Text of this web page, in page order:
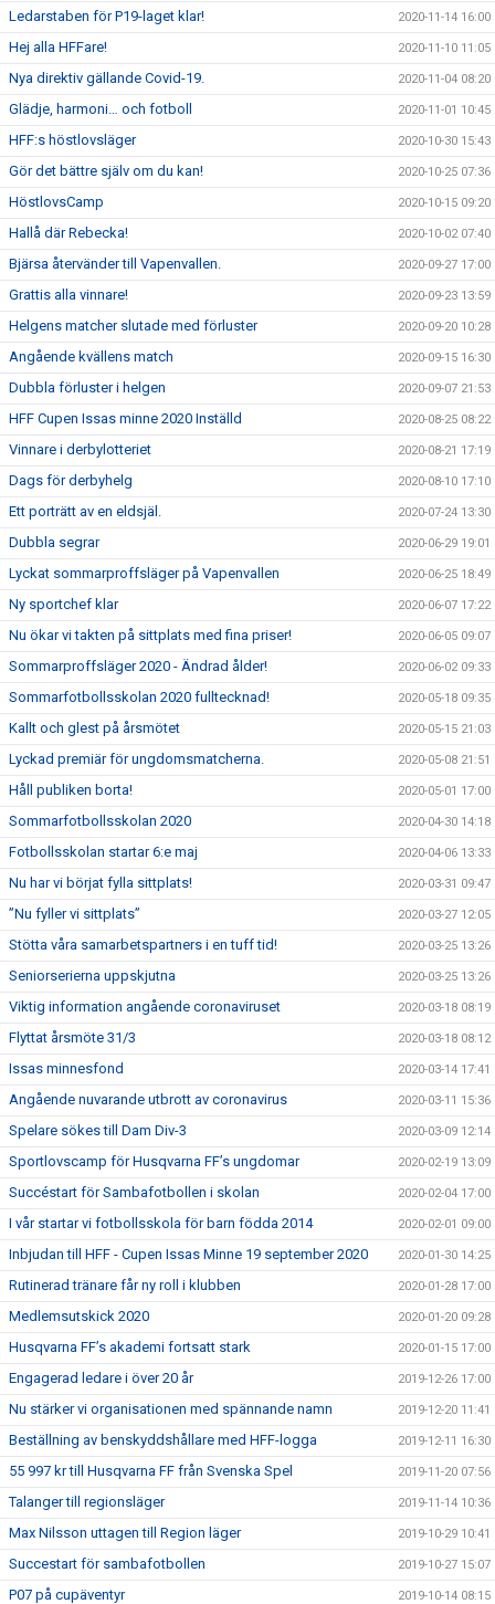
Ledarstaben för P19-laget klar! 2020-11-14 16:00
Hej alla HFFare! 2020-11-10 11:05
Nya direktiv gällande Covid-19. 2020-11-04 08:20
Glädje, harmoni… och fotboll 2020-11-01 10:45
HFF:s höstlovsläger 2020-10-30 15:43
Gör det bättre själv om du kan! 2020-10-25 07:36
HöstlovsCamp 2020-10-15 09:20
Hallå där Rebecka! 2020-10-02 07:40
Bjärsa återvänder till Vapenvallen. 2020-09-27 17:00
Grattis alla vinnare! 2020-09-23 13:59
Helgens matcher slutade med förluster 2020-09-20 10:28
Angående kvällens match 2020-09-15 16:30
Dubbla förluster i helgen 2020-09-07 21:53
HFF Cupen Issas minne 2020 Inställd 2020-08-25 08:22
Vinnare i derbylotteriet 2020-08-21 17:19
Dags för derbyhelg 2020-08-10 17:10
Ett porträtt av en eldsjäl. 2020-07-24 13:30
Dubbla segrar 2020-06-29 19:01
Lyckat sommarproffsläger på Vapenvallen 2020-06-25 18:49
Ny sportchef klar 2020-06-07 17:22
Nu ökar vi takten på sittplats med fina priser! 2020-06-05 09:07
Sommarproffsläger 2020 - Ändrad ålder! 2020-06-02 09:33
Sommarfotbollsskolan 2020 fulltecknad! 2020-05-18 09:35
Kallt och glest på årsmötet 2020-05-15 21:03
Lyckad premiär för ungdomsmatcherna. 2020-05-08 21:51
Håll publiken borta! 2020-05-01 17:00
Sommarfotbollsskolan 2020 2020-04-30 14:18
Fotbollsskolan startar 6:e maj 2020-04-06 13:33
Nu har vi börjat fylla sittplats! 2020-03-31 09:47
”Nu fyller vi sittplats” 2020-03-27 12:05
Stötta våra samarbetspartners i en tuff tid! 2020-03-25 13:26
Seniorserierna uppskjutna 2020-03-25 13:26
Viktig information angående coronaviruset 2020-03-18 08:19
Flyttat årsmöte 31/3 2020-03-18 08:12
Issas minnesfond 2020-03-14 17:41
Angående nuvarande utbrott av coronavirus 2020-03-11 15:36
Spelare sökes till Dam Div-3 2020-03-09 12:14
Sportlovscamp för Husqvarna FF’s ungdomar 2020-02-19 13:09
Succéstart för Sambafotbollen i skolan 2020-02-04 17:00
I vår startar vi fotbollsskola för barn födda 2014 2020-02-01 09:00
Inbjudan till HFF - Cupen Issas Minne 19 september 2020 2020-01-30 14:25
Rutinerad tränare får ny roll i klubben 2020-01-28 17:00
Medlemsutskick 2020 2020-01-20 09:28
Husqvarna FF’s akademi fortsatt stark 2020-01-15 17:00
Engagerad ledare i över 20 år 2019-12-26 17:00
Nu stärker vi organisationen med spännande namn 2019-12-20 11:41
Beställning av benskyddshållare med HFF-logga 2019-12-11 16:30
55 997 kr till Husqvarna FF från Svenska Spel 2019-11-20 07:56
Talanger till regionsläger 2019-11-14 10:36
Max Nilsson uttagen till Region läger 2019-10-29 10:41
Succestart för sambafotbollen 2019-10-27 15:07
P07 på cupäventyr 2019-10-14 08:15